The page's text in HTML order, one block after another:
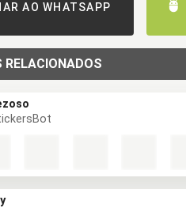
AO WHATSAPP
RELACIONADOS